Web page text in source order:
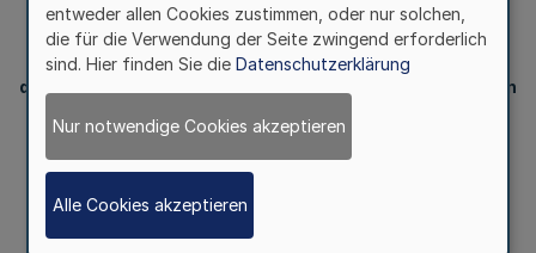
Bekanntmachung
des Verwaltungsabkommens zwischen Bund und Ländern
Deutsche Institut für Bautechnik (DIBt)
Bau und Gleichstellung
entweder allen Cookies zustimmen, oder nur solchen,
die für die Verwendung der Seite zwingend erforderlich
sind. Hier finden Sie die Datenschutzerklärung
Nur notwendige Cookies akzeptieren
Alle Cookies akzeptieren